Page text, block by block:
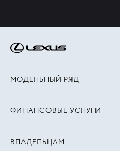
МОДЕЛЬНЫЙ РЯД
ФИНАНСОВЫЕ УСЛУГИ
ВЛАДЕЛЬЦАМ